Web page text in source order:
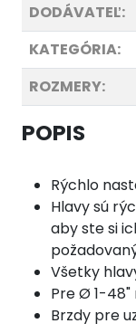
DODÁVATEĽ:
KATEGÓRIA:
ROZMERY:
POPIS
Rýchlo
Hlavy sú
aby ste si
Všetky
Pre Ø 1-48"
Brzdy pre